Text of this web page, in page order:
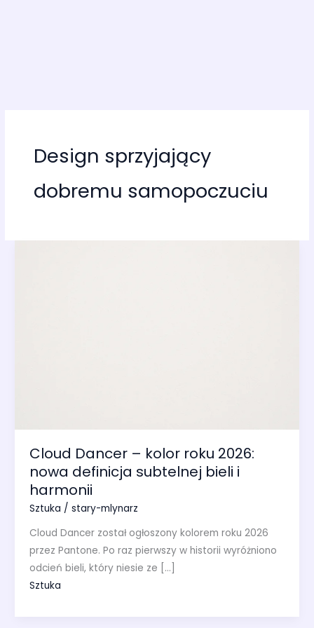
Design sprzyjający
dobremu samopoczuciu
Cloud Dancer – kolor roku 2026:
nowa definicja subtelnej bieli i
harmonii
Sztuka / stary-mlynarz
Cloud Dancer został ogłoszony kolorem roku 2026
przez Pantone. Po raz pierwszy w historii wyróżniono
odcień bieli, który niesie ze […]
Sztuka